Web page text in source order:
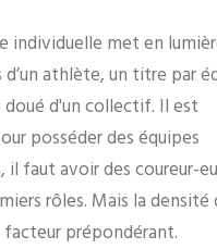
individuelle met en
athlète, un titre par
doué d'un collectif. Il est
posséder des équipes
faut avoir des coureur-
rôles. Mais la densité
prépondérant.